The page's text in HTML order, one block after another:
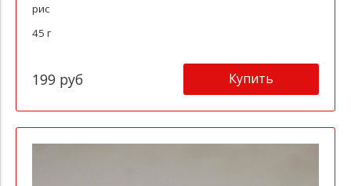
рис
45 г
199 руб Купить